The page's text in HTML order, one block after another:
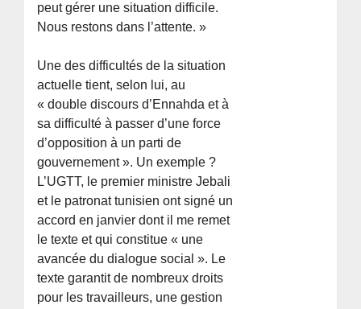
peut gérer une situation difficile.
Nous restons dans l’attente. »
Une des difficultés de la situation
actuelle tient, selon lui, au
« double discours d’Ennahda et à
sa difficulté à passer d’une force
d’opposition à un parti de
gouvernement ». Un exemple ?
L’UGTT, le premier ministre Jebali
et le patronat tunisien ont signé un
accord en janvier dont il me remet
le texte et qui constitue « une
avancée du dialogue social ». Le
texte garantit de nombreux droits
pour les travailleurs, une gestion